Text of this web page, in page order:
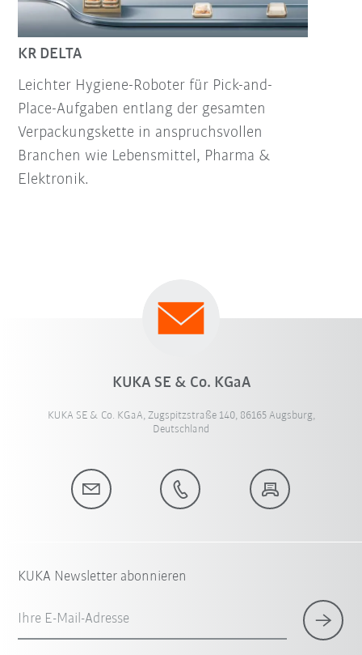
KR DELTA
Leichter Hygiene-Roboter für Pick-and-
Place-Aufgaben entlang der gesamten
Verpackungskette in anspruchsvollen
Branchen wie Lebensmittel, Pharma &
Elektronik.
KUKA SE & Co. KGaA
KUKA SE & Co. KGaA, Zugspitzstraße 140, 86165 Augsburg,
Deutschland
KUKA Newsletter abonnieren
Ihre E-Mail-Adresse